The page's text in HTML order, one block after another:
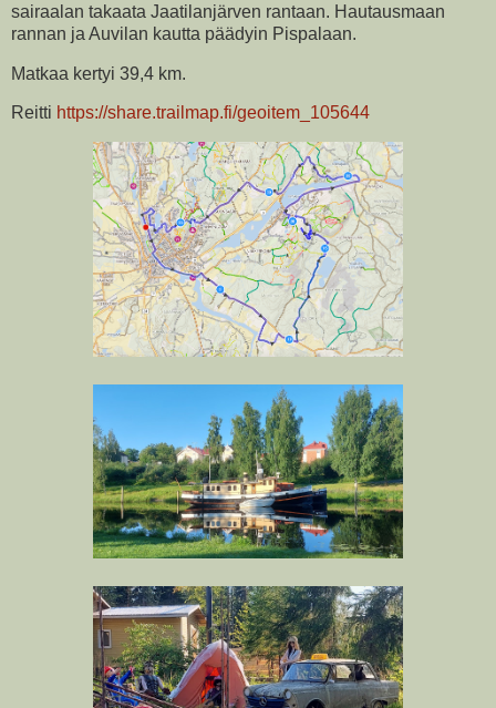
sairaalan takaata Jaatilanjärven rantaan. Hautausmaan
rannan ja Auvilan kautta päädyin Pispalaan.
Matkaa kertyi 39,4 km.
Reitti https://share.trailmap.fi/geoitem_105644